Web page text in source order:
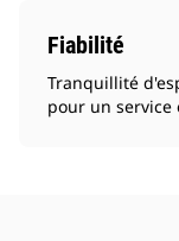
Fiabilité
Tranquillité
pour un